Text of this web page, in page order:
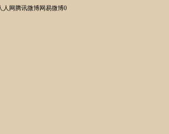
人网 腾讯微博网易微博0